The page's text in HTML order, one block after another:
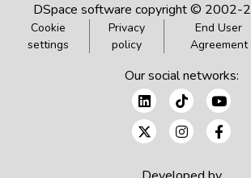
DSpace software copyright © 2002-
Cookie
settings
Privacy
policy
End User
Agreement
Our social networks: